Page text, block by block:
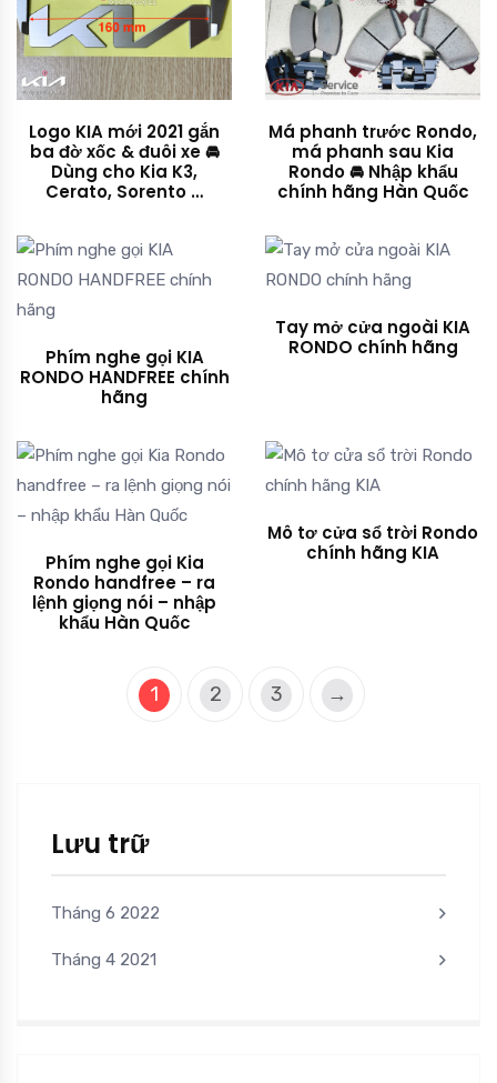
Lưu trữ
Tháng 6 2022
Tháng 4 2021
Logo KIA mới 2021 gắn
ba đờ xốc & đuôi xe 🚘
Dùng cho Kia K3,
Cerato, Sorento …
Má phanh trước Rondo,
má phanh sau Kia
Rondo 🚘 Nhập khẩu
chính hãng Hàn Quốc
Phím nghe gọi KIA
RONDO HANDFREE chính
hãng
Tay mở cửa ngoài KIA
RONDO chính hãng
Phím nghe gọi Kia
Rondo handfree – ra
lệnh giọng nói – nhập
khẩu Hàn Quốc
Mô tơ cửa sổ trời Rondo
chính hãng KIA
1 2 3 →